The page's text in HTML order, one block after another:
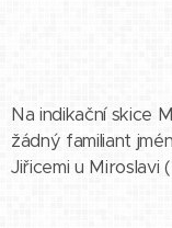
Na indikační skice
žádný familiant
Jiřicemi u Miroslavi